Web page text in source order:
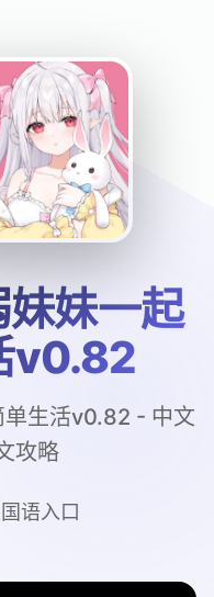
妹一起
v0.82
单生活v0.82 - 中文
攻略
语入口